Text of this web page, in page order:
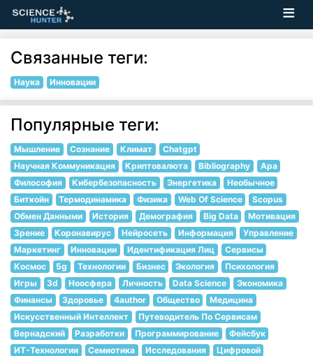
Связанные теги:
Наука Инновации
Популярные теги:
Мышление Сознание Климат
Chatgpt
Научная Коммуникация
Криптовалюта Bibliography
Apa
Философия
Кибербезопасность Энергетика
Необычное
Биткойн
Термодинамика Физика Web Of Science
Scopus
Обмен Данными
История Демография Big Data
Мотивация
Зрение
Коронавирус Нейросеть Информация
Управление
Маркетинг
Инновации Идентификация Лиц
Сервисы
Космос
5g Технологии Бизнес Экология
Психология
Игры
3d Ноосфера Личность Data Science
Экономика
Финансы
Здоровье 4author Общество
Медицина
Искусственный Интеллект
Путеводитель По Сервисам
Вернадский
Разработки Программирование
Фейсбук
ИТ-Технологии
Семиотика Исследования
Цифровой